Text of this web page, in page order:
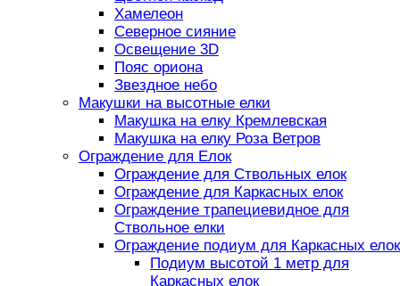
Хамелеон
Северное сияние
Освещение 3D
Пояс ориона
Звездное небо
Макушки на высотные елки
Макушка на елку Кремлевская
Макушка на елку Роза Ветров
Ограждение для Елок
Ограждение для Ствольных елок
Ограждение для Каркасных елок
Ограждение трапециевидное для
Ствольное елки
Ограждение подиум для Каркасных елок
Подиум высотой 1 метр для
Каркасных елок